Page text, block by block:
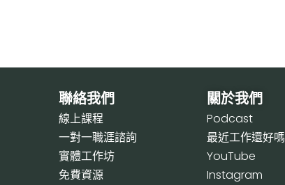
聯絡我們
線上課程
一對一職涯諮詢
實體工作坊
免費資源
關於我們
Podcast
最近工作還好嗎
YouTube
Instagram